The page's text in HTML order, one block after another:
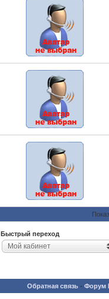
Быстрый переход
Мой кабинет
Обратная связь- Форум